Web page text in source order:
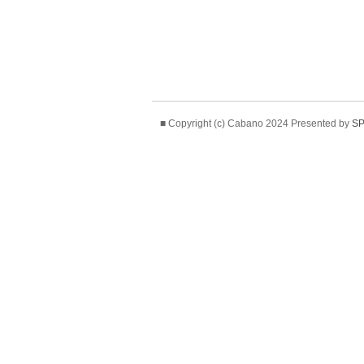
■ Copyright (c) Cabano 2024 Presented by